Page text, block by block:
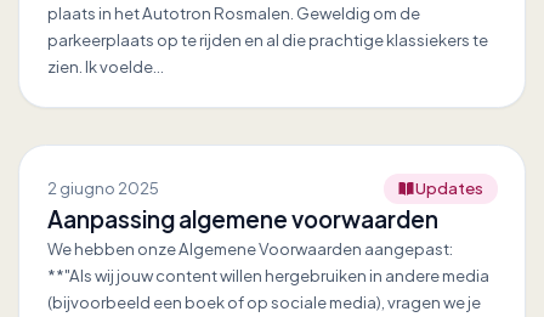
plaats in het Autotron Rosmalen. Geweldig om de
parkeerplaats op te rijden en al die prachtige klassiekers te
zien. Ik voelde…
2 giugno 2025 Updates
Aanpassing algemene voorwaarden
We hebben onze Algemene Voorwaarden aangepast:
**"Als wij jouw content willen hergebruiken in andere media
(bijvoorbeeld een boek of op sociale media), vragen we je